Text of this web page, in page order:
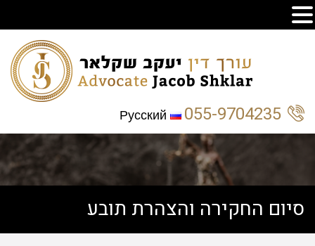
055-9704235
Русский
סיום החקירה והצהרת תובע